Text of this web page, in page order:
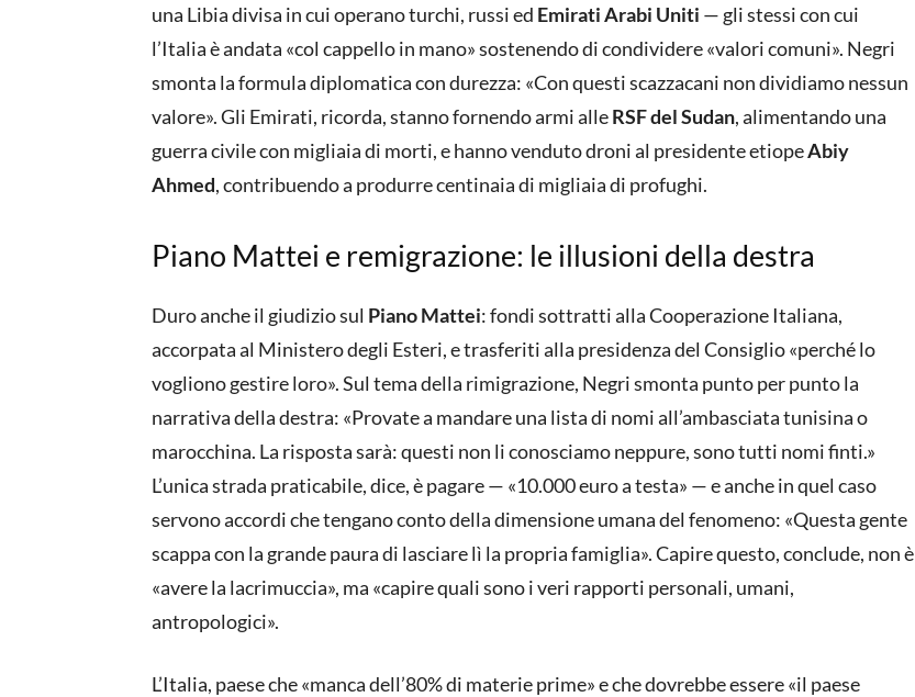
una Libia divisa in cui operano turchi, russi ed Emirati Arabi Uniti — gli stessi con cui
l’Italia è andata «col cappello in mano» sostenendo di condividere «valori comuni». Negri
smonta la formula diplomatica con durezza: «Con questi scazzacani non dividiamo nessun
valore». Gli Emirati, ricorda, stanno fornendo armi alleRSF del Sudan, alimentando una
guerra civile con migliaia di morti, e hanno venduto droni al presidente etiopeAbiy
Ahmed, contribuendo a produrre centinaia di migliaia di profughi.
Piano Mattei e remigrazione: le illusioni della destra
Duro anche il giudizio sul Piano Mattei: fondi sottratti alla Cooperazione Italiana,
accorpata al Ministero degli Esteri, e trasferiti alla presidenza del Consiglio «perché lo
vogliono gestire loro». Sul tema della rimigrazione, Negri smonta punto per punto la
narrativa della destra: «Provate a mandare una lista di nomi all’ambasciata tunisina o
marocchina. La risposta sarà: questi non li conosciamo neppure, sono tutti nomi finti.»
L’unica strada praticabile, dice, è pagare — «10.000 euro a testa» — e anche in quel caso
servono accordi che tengano conto della dimensione umana del fenomeno: «Questa gente
scappa con la grande paura di lasciare lì la propria famiglia». Capire questo, conclude, non è
«avere la lacrimuccia», ma «capire quali sono i veri rapporti personali, umani,
antropologici».
L’Italia, paese che «manca dell’80% di materie prime» e che dovrebbe essere «il paese